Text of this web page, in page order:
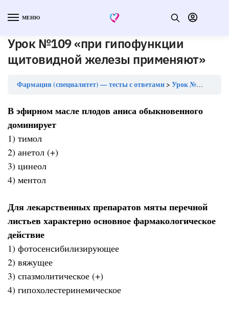
МЕНЮ
Урок №109 «при гипофункции
щитовидной железы применяют»
Фармация (специалитет) — тесты с ответами Урок №109 «при гипофункции щитовидной железы применяют»
В эфирном масле плодов аниса обыкновенного
доминирует
1) тимол
2) анетол (+)
3) цинеол
4) ментол
Для лекарственных препаратов мяты перечной
листьев характерно основное фармакологическое
действие
1) фотосенсибилизирующее
2) вяжущее
3) спазмолитическое (+)
4) гипохолестеринемическое